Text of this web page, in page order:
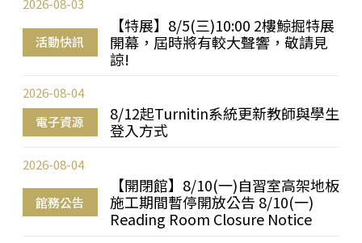
活動快訊
【特展】8/5(三)10:00 2樓鯨掘特展
開幕，屆時將有較大聲響，敬請見
諒!
2026-08-03
電子資源
8/12起Turnitin系統更新教師與學生
登入方式
2026-08-04
館務公告
【開閉館】8/10(一)自習室高架地板
施工期間暫停開放公告 8/10(一)
Reading Room Closure Notice
2026-08-04